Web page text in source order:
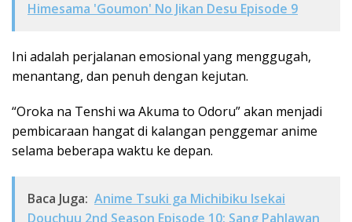
Himesama 'Goumon' No Jikan Desu Episode 9
Ini adalah perjalanan emosional yang menggugah,
menantang, dan penuh dengan kejutan.
“Oroka na Tenshi wa Akuma to Odoru” akan menjadi
pembicaraan hangat di kalangan penggemar anime
selama beberapa waktu ke depan.
Baca Juga: Anime Tsuki ga Michibiku Isekai
Douchuu 2nd Season Episode 10: Sang Pahlawan